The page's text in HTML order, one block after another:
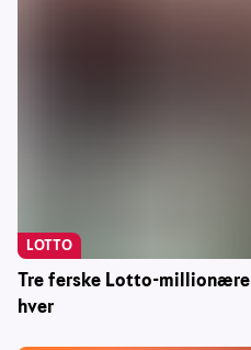
Tre ferske Lotto-
hver
LOTTO